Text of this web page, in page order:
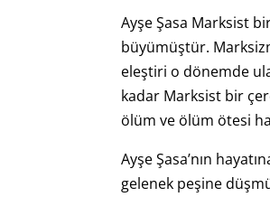
Ayşe Şasa Marksist
büyümüştür.
eleştiri o dönemde
kadar Marksist bir
ölüm ve ölüm ötesi
Ayşe Şasa’nın
gelenek peşine